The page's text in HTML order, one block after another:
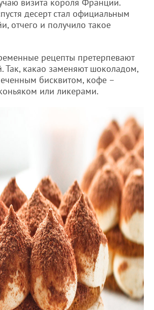
десерт стал официальным
отчего и получило такое
рецепты претерпевают
Так, какао заменяют шоколадом,
бисквитом, кофе –
или ликерами.